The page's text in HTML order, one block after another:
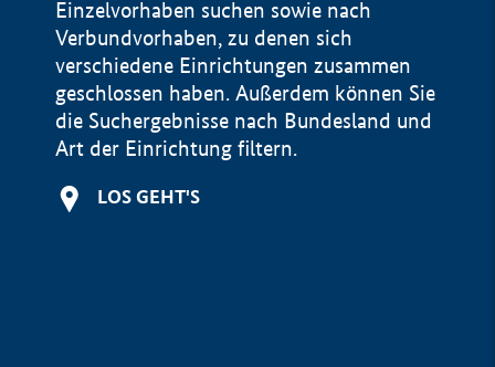
Einzelvorhaben suchen sowie nach
Verbundvorhaben, zu denen sich
verschiedene Einrichtungen zusammen
geschlossen haben. Außerdem können Sie
die Suchergebnisse nach Bundesland und
Art der Einrichtung filtern.
LOS GEHT'S